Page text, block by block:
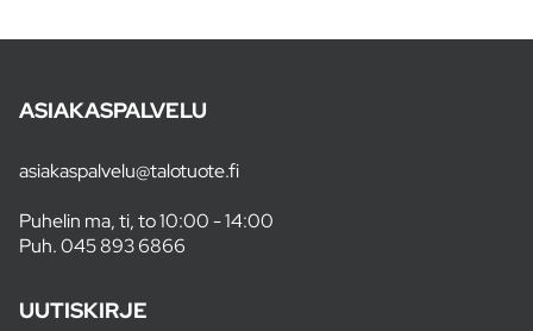
ASIAKASPALVELU
asiakaspalvelu@talotuote.fi
Puhelin ma, ti, to 10:00 - 14:00
Puh.045 893 6866
UUTISKIRJE